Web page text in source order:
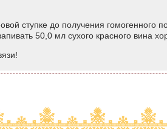
ступке до получения гомогенного
50,0 мл сухого красного вина